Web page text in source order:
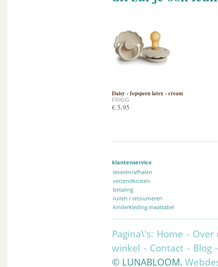
Daisy - fopspeen latex - cream
FRIGG
€ 5,95
klantenservice
leveren/afhalen
verzendkosten
betaling
ruilen / retourneren
kinderkleding maattabel
Pagina\'s: Home - Over
winkel - Contact - Blog
© LUNABLOOM.